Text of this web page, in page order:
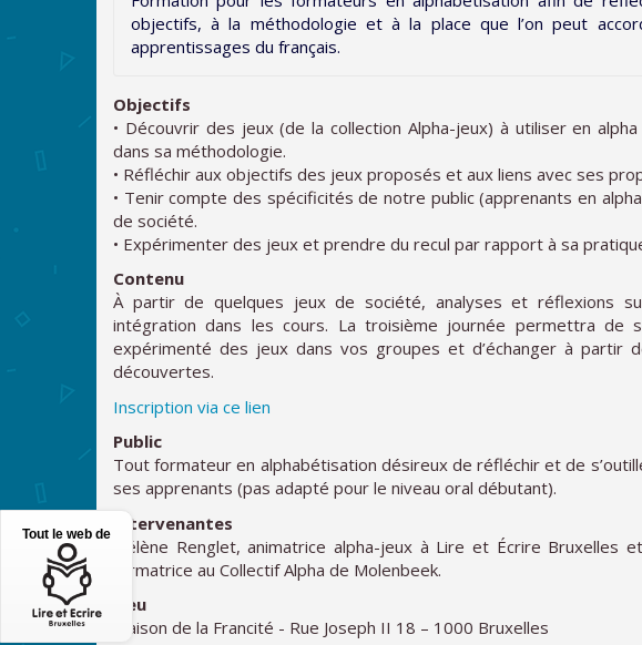
objectifs, à la méthodologie et à la place que l’on peut
apprentissages du français.
Objectifs
• Découvrir des jeux (de la collection Alpha-jeux) à utiliser en
dans sa méthodologie.
• Réfléchir aux objectifs des jeux proposés et aux liens avec ses
• Tenir compte des spécificités de notre public (apprenants en
de société.
• Expérimenter des jeux et prendre du recul par rapport à sa
Contenu
À partir de quelques jeux de société, analyses et réflexions
intégration dans les cours. La troisième journée permettra de
expérimenté des jeux dans vos groupes et d’échanger à partir
découvertes.
Inscription via ce lien
Public
Tout formateur en alphabétisation désireux de réfléchir et de
ses apprenants (pas adapté pour le niveau oral débutant).
Intervenantes
Hélène Renglet, animatrice alpha-jeux à Lire et Écrire Bruxelles
formatrice au Collectif Alpha de Molenbeek.
Lieu
Maison de la Francité - Rue Joseph II 18 – 1000 Bruxelles
Tout le web de